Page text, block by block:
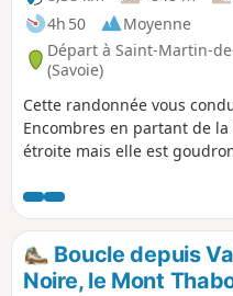
4h 50
Moyenne
Départ à Saint-Martin-
(Savoie)
Cette randonnée vous
Encombres en partant de la
étroite mais elle est
360° exceptionnel avec le
et surtout, la quasi
Boucle depuis
Noire, le Mont